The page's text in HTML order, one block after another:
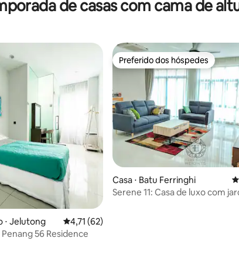
de casas com cama de
5, 3 avaliações
⋅ Jelutong 4,71 de uma avaliação média de 5, 62
4,71 (62)
56 Residence
Preferido dos hóspedes
Preferido dos hóspedes
Casa ⋅ Batu Ferringhi
Serene 11: Casa de luxo com